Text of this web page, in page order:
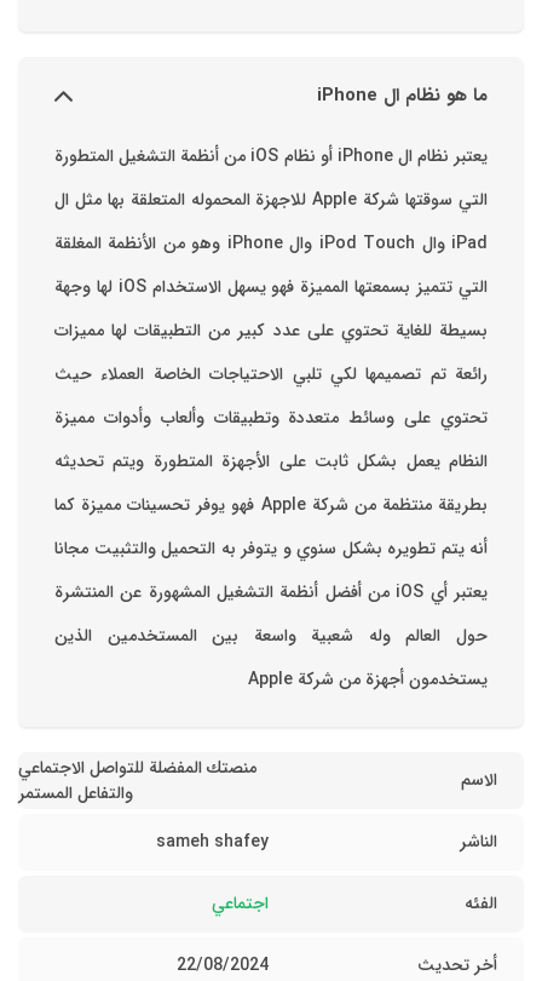
ما هو نظام ال iPhone
يعتبر نظام ال iPhone أو نظام iOS من أنظمة التشغيل المتطورة
التي سوقتها شركة Apple للاجهزة المحموله المتعلقة بها مثل ال
iPad وال iPod Touch وال iPhone وهو من الأنظمة المغلقة
التي تتميز بسمعتها المميزة فهو يسهل الاستخدام ‏iOS لها وجهة
بسيطة للغاية تحتوي على عدد كبير من التطبيقات لها مميزات
رائعة تم تصميمها لكي تلبي الاحتياجات الخاصة العملاء حيث
تحتوي على وسائط متعددة وتطبيقات وألعاب وأدوات مميزة
‏النظام يعمل بشكل ثابت على الأجهزة المتطورة ويتم تحديثه
بطريقة منتظمة من شركة Apple فهو يوفر تحسينات مميزة كما
أنه يتم تطويره بشكل سنوي و يتوفر به التحميل والتثبيت مجانا
‏يعتبر أي iOS من أفضل أنظمة التشغيل المشهورة عن المنتشرة
حول العالم وله شعبية واسعة بين المستخدمين الذين
يستخدمون أجهزة من شركة Apple
الاسم
منصتك المفضلة للتواصل الاجتماعي
والتفاعل المستمر
الناشر
sameh shafey
الفئه اجتماعي
أخر تحديث 22/08/2024